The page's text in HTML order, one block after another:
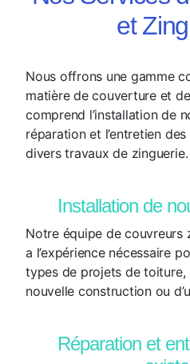
et
Nous offrons une gamme
matière de couverture et
comprend l’installation de
réparation et l’entretien
divers travaux de zinguerie.
Installation de
Notre équipe de couvreurs
a l’expérience nécessaire
types de projets de toiture,
nouvelle construction ou
Réparation et